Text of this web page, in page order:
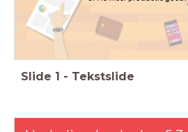
Slide 1 - Tekstslide